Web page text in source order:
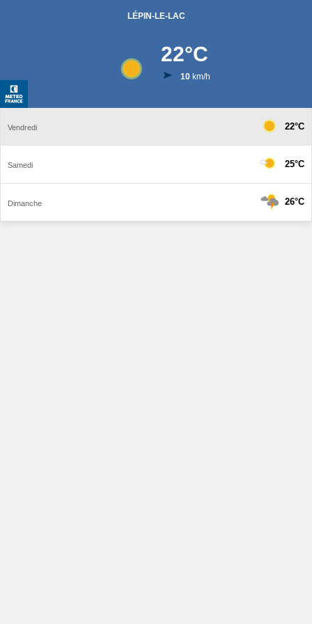
LÉPIN-LE-LAC
22°C
10km/h
Vendredi 22°C
Samedi 25°C
Dimanche 26°C